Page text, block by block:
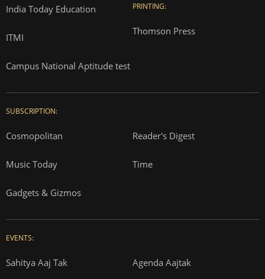
India Today Education
ITMI
Campus National Aptitude test
PRINTING:
Thomson Press
SUBSCRIPTION:
Cosmopolitan Reader's Digest
Music Today Time
Gadgets & Gizmos
EVENTS:
Sahitya Aaj Tak Agenda Aajtak